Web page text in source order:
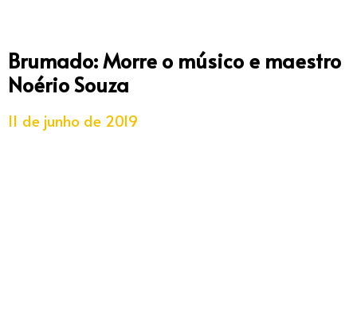
Brumado: Morre o músico e maestro
Noério Souza
11 de junho de 2019